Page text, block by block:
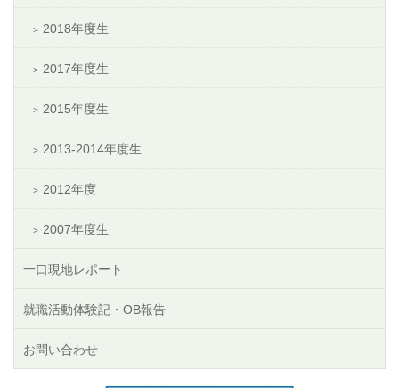
2018年度生
2017年度生
2015年度生
2013-2014年度生
2012年度
2007年度生
一口現地レポート
就職活動体験記・OB報告
お問い合わせ